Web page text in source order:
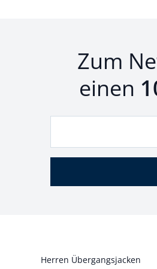
Zum
einen
Herren Übergangsjacken